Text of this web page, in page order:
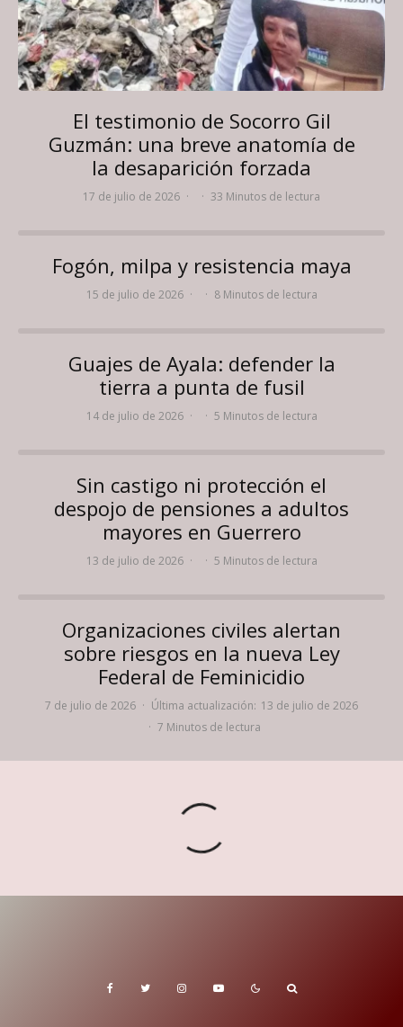
El testimonio de Socorro Gil
Guzmán: una breve anatomía de
la desaparición forzada
17 de julio de 2026 · · 33 Minutos de lectura
Fogón, milpa y resistencia maya
15 de julio de 2026 · · 8 Minutos de lectura
Guajes de Ayala: defender la
tierra a punta de fusil
14 de julio de 2026 · · 5 Minutos de lectura
Sin castigo ni protección el
despojo de pensiones a adultos
mayores en Guerrero
13 de julio de 2026 · · 5 Minutos de lectura
Organizaciones civiles alertan
sobre riesgos en la nueva Ley
Federal de Feminicidio
7 de julio de 2026 · Última actualización: 13 de julio de 2026
· 7 Minutos de lectura